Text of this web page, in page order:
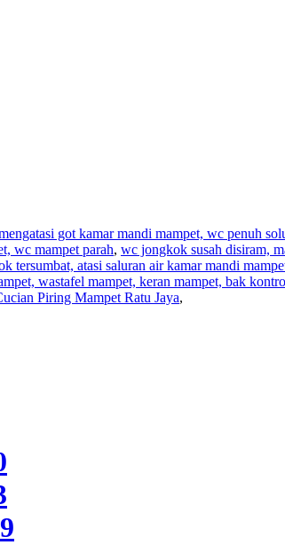
got kamar mandi mampet, wc penuh
wc mampet parah, wc jongkok susah disiram,
tersumbat, atasi saluran air kamar mandi
wastafel mampet, keran mampet, bak
Piring Mampet Ratu Jaya,